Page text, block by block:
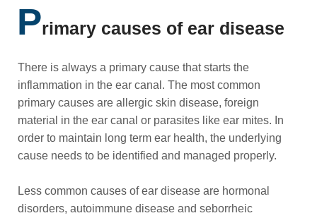
Primary causes of ear disease
There is always a primary cause that starts the
inflammation in the ear canal. The most common
primary causes are allergic skin disease, foreign
material in the ear canal or parasites like ear mites. In
order to maintain long term ear health, the underlying
cause needs to be identified and managed properly.
Less common causes of ear disease are hormonal
disorders, autoimmune disease and seborrheic